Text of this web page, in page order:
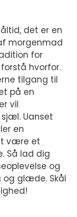
det er en
morgenmad
for
hvorfor.
tilgang til
på en
vil
Uanset
en
være et
Så lad dig
og
glæde. Skål